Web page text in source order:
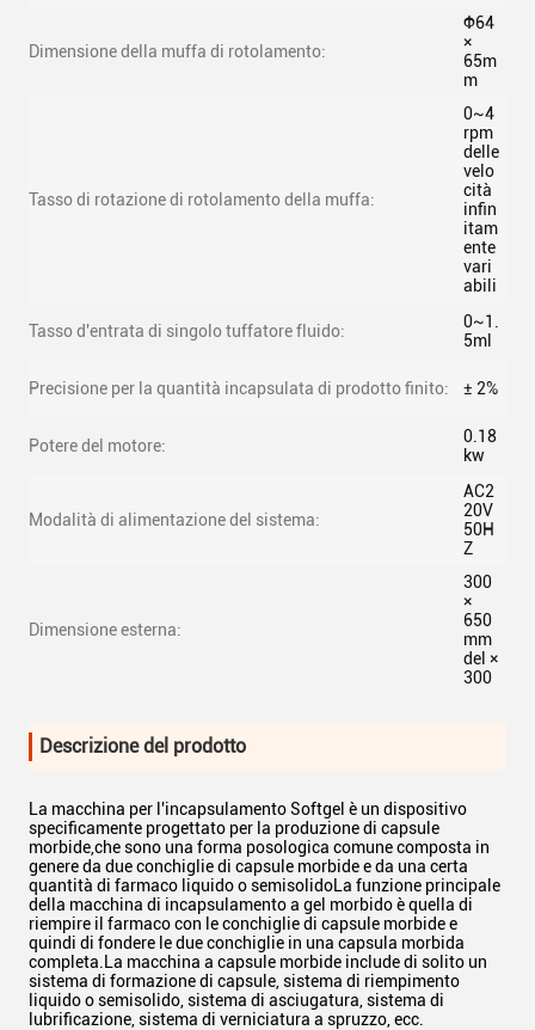
Dimensione della muffa di rotolamento:
Φ64
×
65m
m
Tasso di rotazione di rotolamento della muffa:
0~4
rpm
delle
velo
cità
infin
itam
ente
vari
abili
Tasso d'entrata di singolo tuffatore fluido:
0~1.
5ml
Precisione per la quantità incapsulata di prodotto finito: ± 2%
Potere del motore:
0.18
kw
Modalità di alimentazione del sistema:
AC2
20V
50H
Z
Dimensione esterna:
300
×
650
mm
del ×
300
Descrizione del prodotto
La macchina per l'incapsulamento Softgel è un dispositivo
specificamente progettato per la produzione di capsule
morbide,che sono una forma posologica comune composta in
genere da due conchiglie di capsule morbide e da una certa
quantità di farmaco liquido o semisolidoLa funzione principale
della macchina di incapsulamento a gel morbido è quella di
riempire il farmaco con le conchiglie di capsule morbide e
quindi di fondere le due conchiglie in una capsula morbida
completa.La macchina a capsule morbide include di solito un
sistema di formazione di capsule, sistema di riempimento
liquido o semisolido, sistema di asciugatura, sistema di
lubrificazione, sistema di verniciatura a spruzzo, ecc.